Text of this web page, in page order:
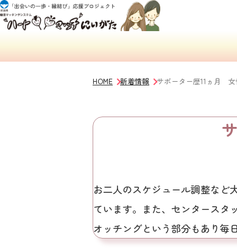
HOME 新着情報 サポーター歴11ヵ月 女
お二人のスケジュール調整など
ています。また、センタースタ
オッチングという部分もあり毎